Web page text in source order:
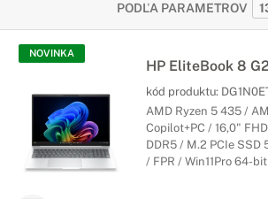
PODĽA PARAMETROV
NOVINKA
HP EliteBook 8
kód produktu:
AMD Ryzen 5 435 /
Copilot+PC / 16,0"
DDR5 / M.2 PCIe SSD
/ FPR / Win11Pro 64-